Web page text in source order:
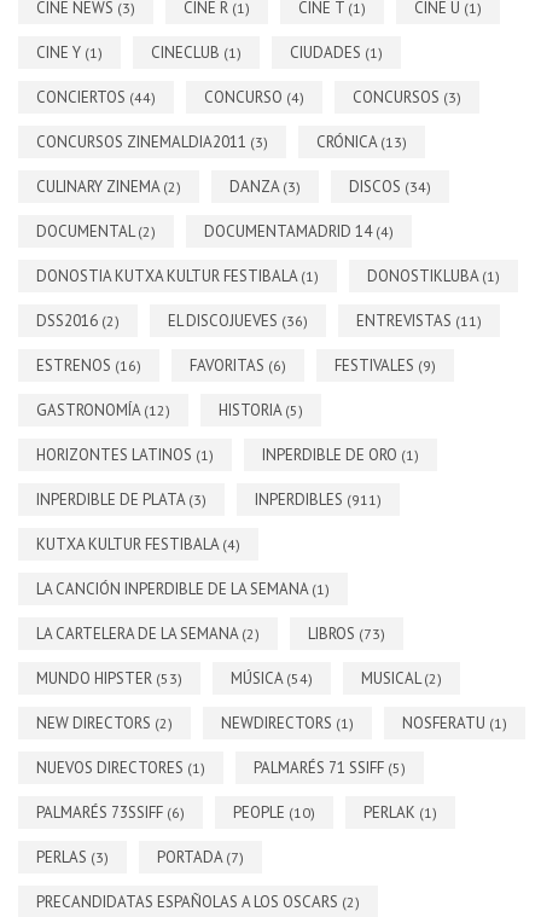
CINE NEWS (3) CINE R (1) CINE T (1) CINE U (1)
CINE Y (1) CINECLUB (1) CIUDADES (1)
CONCIERTOS (44) CONCURSO (4) CONCURSOS (3)
CONCURSOS ZINEMALDIA2011 (3) CRÓNICA (13)
CULINARY ZINEMA (2) DANZA (3) DISCOS (34)
DOCUMENTAL(2) DOCUMENTAMADRID 14 (4)
DONOSTIA KUTXA KULTUR FESTIBALA (1) DONOSTIKLUBA (1)
DSS2016 (2) EL DISCOJUEVES (36) ENTREVISTAS (11)
ESTRENOS (16) FAVORITAS (6) FESTIVALES (9)
GASTRONOMÍA (12) HISTORIA (5)
HORIZONTES LATINOS (1) INPERDIBLE DE ORO (1)
INPERDIBLE DE PLATA (3) INPERDIBLES (911)
KUTXA KULTUR FESTIBALA (4)
LA CANCIÓN INPERDIBLE DE LA SEMANA (1)
LA CARTELERA DE LA SEMANA (2) LIBROS (73)
MUNDO HIPSTER (53) MÚSICA (54) MUSICAL(2)
NEW DIRECTORS (2) NEWDIRECTORS (1) NOSFERATU (1)
NUEVOS DIRECTORES (1) PALMARÉS 71 SSIFF (5)
PALMARÉS 73SSIFF (6) PEOPLE (10) PERLAK (1)
PERLAS (3) PORTADA (7)
PRECANDIDATAS ESPAÑOLAS A LOS OSCARS (2)